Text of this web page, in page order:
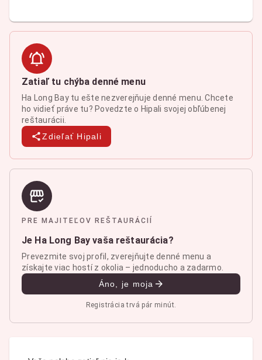
Zatiaľ tu chýba denné menu
Ha Long Bay tu ešte nezverejňuje denné menu. Chcete
ho vidieť práve tu? Povedzte o Hipali svojej obľúbenej
reštaurácii.
Zdieľať Hipali
PRE MAJITEĽOV REŠTAURÁCIÍ
Je Ha Long Bay vaša reštaurácia?
Prevezmite svoj profil, zverejňujte denné menu a
získajte viac hostí z okolia – jednoducho a zadarmo.
Áno, je moja
Registrácia trvá pár minút.